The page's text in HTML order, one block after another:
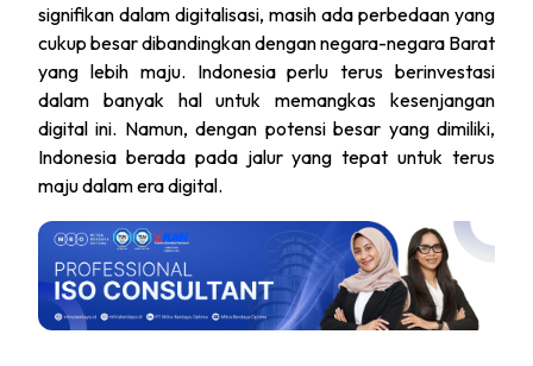
signifikan dalam digitalisasi, masih ada perbedaan yang
cukup besar dibandingkan dengan negara-negara Barat
yang lebih maju. Indonesia perlu terus berinvestasi
dalam banyak hal untuk memangkas kesenjangan
digital ini. Namun, dengan potensi besar yang dimiliki,
Indonesia berada pada jalur yang tepat untuk terus
maju dalam era digital.